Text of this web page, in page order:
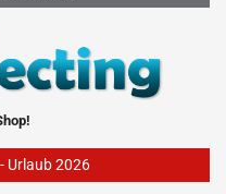
Urlaub 2026